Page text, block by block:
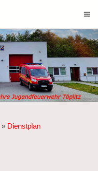
» Dienstplan